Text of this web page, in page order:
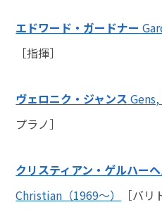
エドワード・ガードナー
［指揮］
ヴェロニク・ジャンス
プラノ］
クリスティアン・ゲルハー
Christian（1969～）
［バリ